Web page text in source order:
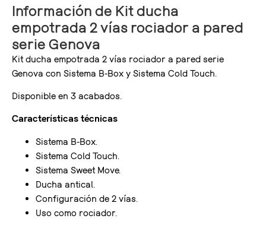
Información de Kit ducha
empotrada 2 vías rociador a pared
serie Genova
Kit ducha empotrada 2 vías rociador a pared serie
Genova con Sistema B-Box y Sistema Cold Touch.
Disponible en 3 acabados.
Características técnicas
Sistema B-Box.
Sistema Cold Touch.
Sistema Sweet Move.
Ducha antical.
Configuración de 2 vías.
Uso como rociador.